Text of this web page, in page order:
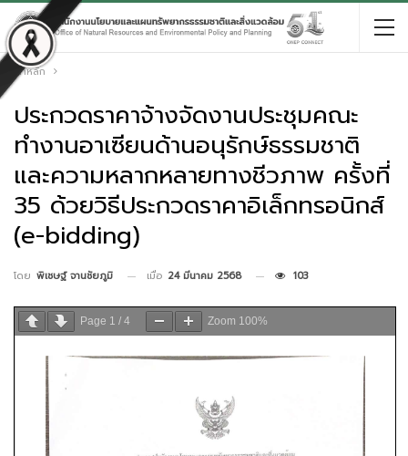
หน้าหลัก
ประกวดราคาจ้างจัดงานประชุมคณะ
ทำงานอาเซียนด้านอนุรักษ์ธรรมชาติ
และความหลากหลายทางชีวภาพ ครั้งที่
35 ด้วยวิธีประกวดราคาอิเล็กทรอนิกส์
(e-bidding)
โดย พิเชษฐ์ จานชัยภูมิ เมื่อ 24 มีนาคม 2568 103
Page 1 / 4 Zoom 100%